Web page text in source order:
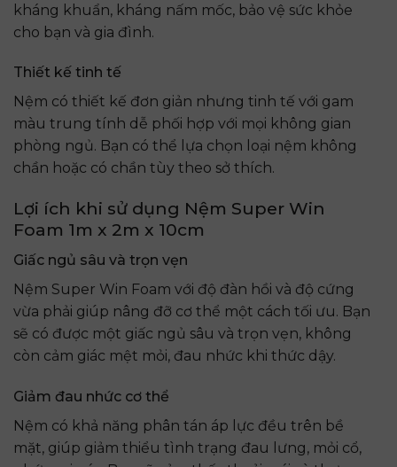
kháng khuẩn, kháng nấm mốc, bảo vệ sức khỏe
cho bạn và gia đình.
Thiết kế tinh tế
Nệm có thiết kế đơn giản nhưng tinh tế với gam
màu trung tính dễ phối hợp với mọi không gian
phòng ngủ. Bạn có thể lựa chọn loại nệm không
chần hoặc có chần tùy theo sở thích.
Lợi ích khi sử dụng Nệm Super Win
Foam 1m x 2m x 10cm
Giấc ngủ sâu và trọn vẹn
Nệm Super Win Foam với độ đàn hồi và độ cứng
vừa phải giúp nâng đỡ cơ thể một cách tối ưu. Bạn
sẽ có được một giấc ngủ sâu và trọn vẹn, không
còn cảm giác mệt mỏi, đau nhức khi thức dậy.
Giảm đau nhức cơ thể
Nệm có khả năng phân tán áp lực đều trên bề
mặt, giúp giảm thiểu tình trạng đau lưng, mỏi cổ,